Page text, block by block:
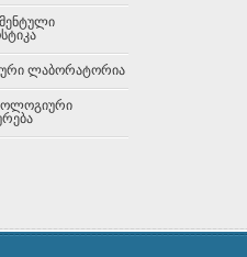
ლაბორატორია